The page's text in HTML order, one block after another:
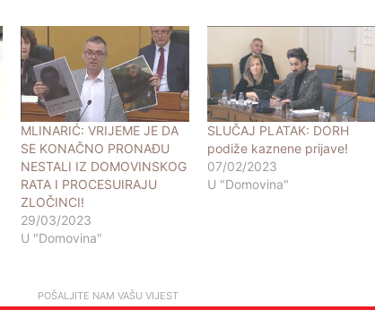
MLINARIĆ: VRIJEME JE DA
SE KONAČNO PRONAĐU
NESTALI IZ DOMOVINSKOG
RATA I PROCESUIRAJU
ZLOČINCI!
29/03/2023
U "Domovina"
SLUČAJ PLATAK: DORH
podiže kaznene prijave!
07/02/2023
U "Domovina"
POŠALJITE NAM VAŠU VIJEST